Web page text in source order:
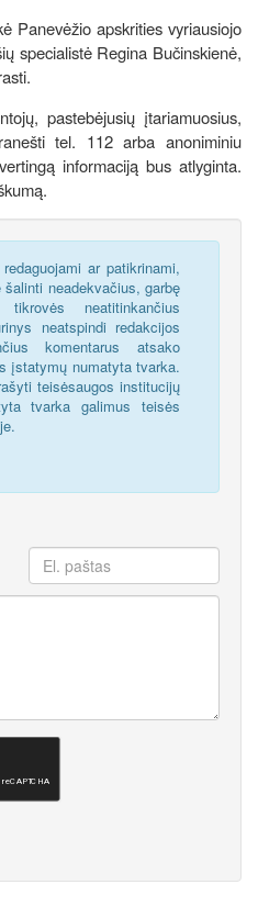
Panevėžio apskrities vyriausiojo
specialistė Regina Bučinskienė,
pastebėjusių įtariamuosius,
tel. 112 arba anoniminiu
informaciją bus atlyginta.
ar patikrinami,
neadekvačius, garbę
neatitinkančius
neatspindi redakcijos
komentarus atsako
įstatymų numatyta tvarka.
teisėsaugos institucijų
tvarka galimus teisės